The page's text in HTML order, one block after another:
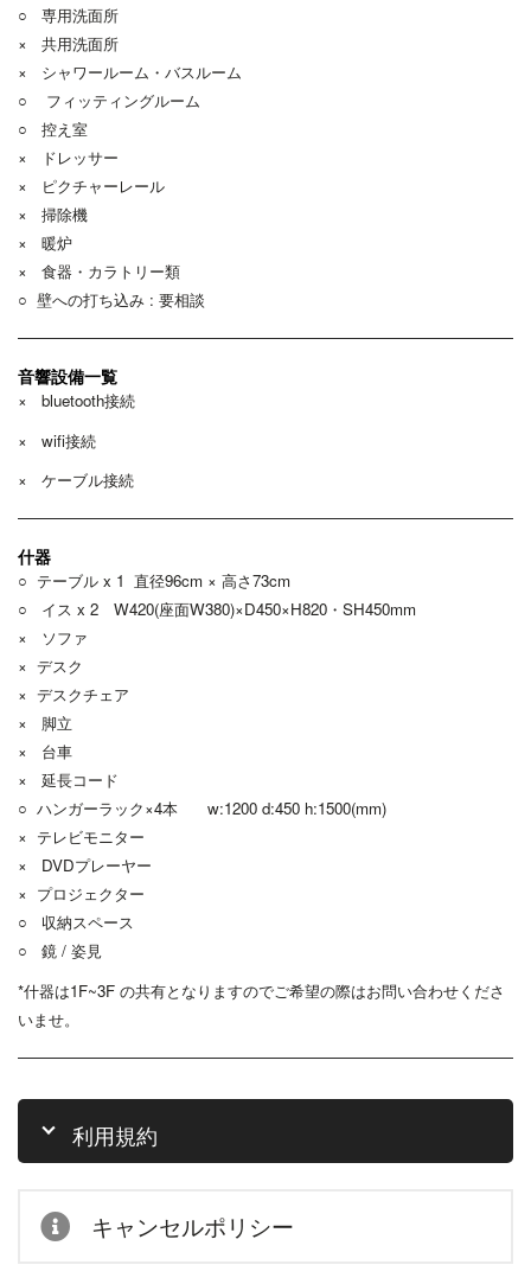
○ 専用洗面所
× 共用洗面所
× シャワールーム・バスルーム
○ フィッティングルーム
○ 控え室
× ドレッサー
× ピクチャーレール
× 掃除機
× 暖炉
× 食器・カラトリー類
○ 壁への打ち込み : 要相談
音響設備一覧
× bluetooth接続
× wifi接続
× ケーブル接続
什器
○ テーブル x 1 直径96cm × 高さ73cm
○ イス x 2 W420(座面W380)×D450×H820・SH450mm
× ソファ
× デスク
× デスクチェア
× 脚立
× 台車
× 延長コード
○ ハンガーラック×4本
w:1200 d:450 h:1500(mm)
× テレビモニター
× DVDプレーヤー
× プロジェクター
○ 収納スペース
○ 鏡 / 姿見
*什器は1F~3F の共有となりますのでご希望の際はお問い合わせくださ
いませ。
利用規約
キャンセルポリシー